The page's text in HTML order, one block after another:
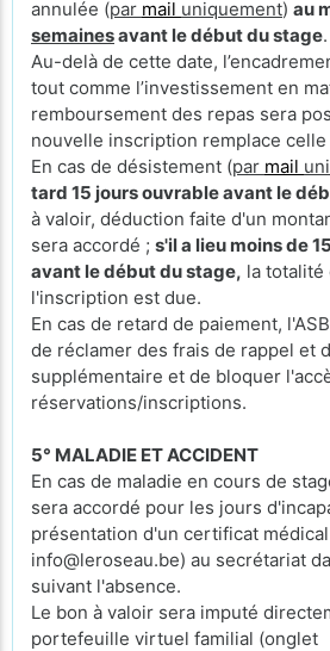
annulée (par mail uniquement) au
semainesavant le début du stage.
Au-delà de cette date,
tout comme l’investissement en
remboursement des repas sera
nouvelle inscription remplace
En cas de désistement (par mail
tard 15 jours ouvrable avant le
à valoir, déduction faite d'un
sera accordé ; s'il a lieu moins de
avant le début du stage, la totalité
l'inscription est due.
En cas de retard de paiement,
de réclamer des frais de rappel et
supplémentaire et de bloquer
réservations/inscriptions.
5° MALADIE ET ACCIDENT
En cas de maladie en cours de
sera accordé pour les jours
présentation d'un certificat
info@leroseau.be) au secrétariat
suivant l'absence.
Le bon à valoir sera imputé
portefeuille virtuel familial (onglet